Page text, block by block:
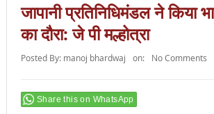
जापानी प्रतिनिधिमंडल ने किया
का दौरा: जे पी मल्होत्रा
Posted By: manoj bhardwaj on:
No Comments
Share this on WhatsApp